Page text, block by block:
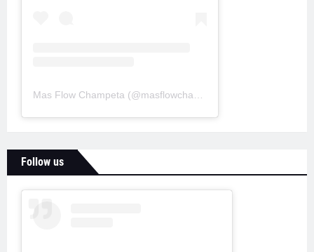
Mas Flow Champeta (@masflowchampeta
Follow us